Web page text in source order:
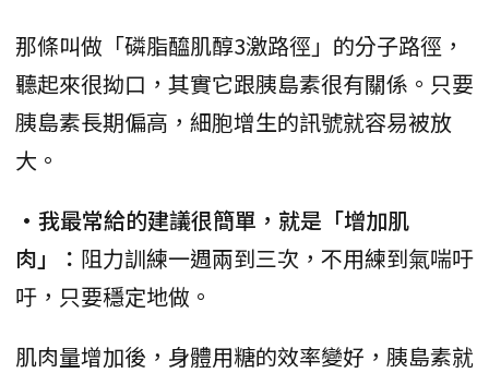
那條叫做「磷脂醯肌醇3激路徑」的分子路徑，
聽起來很拗口，其實它跟胰島素很有關係。只要
胰島素長期偏高，細胞增生的訊號就容易被放
大。
•我最常給的建議很簡單，就是「增加肌
肉」： 阻力訓練一週兩到三次，不用練到氣喘吁
吁，只要穩定地做。
肌肉量增加後，身體用糖的效率變好，胰島素就